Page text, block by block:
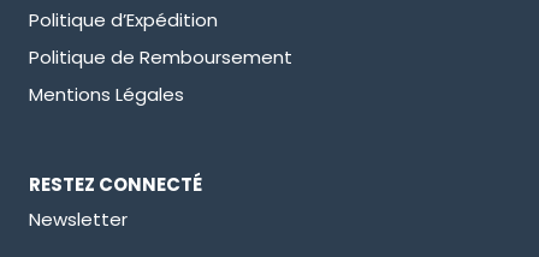
Politique d’Expédition
Politique de Remboursement
Mentions Légales
RESTEZ CONNECTÉ
Newsletter